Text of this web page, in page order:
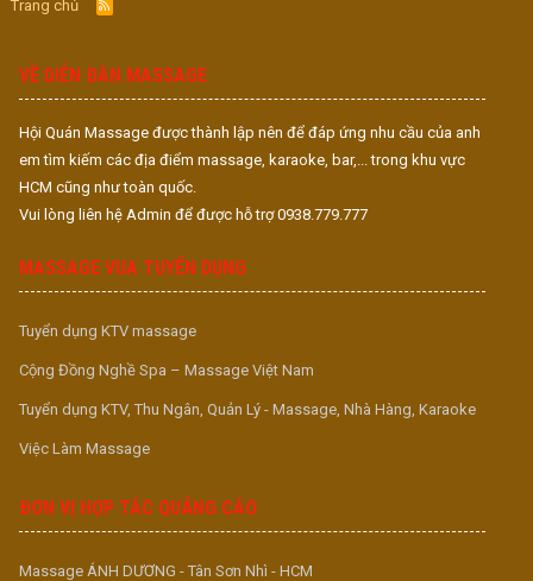
Trang chủ
R
S
VỀ DIỄN ĐÀN MASSAGE
Hội Quán Massage được thành lập nên để đáp ứng nhu cầu của anh
em tìm kiếm các địa điểm massage, karaoke, bar,... trong khu vực
HCM cũng như toàn quốc.
Vui lòng liên hệ Admin để được hỗ trợ 0938.779.777
MASSAGE VUA TUYỂN DỤNG
Tuyển dụng KTV massage
Cộng Đồng Nghề Spa – Massage Việt Nam
Tuyển dụng KTV, Thu Ngân, Quản Lý - Massage, Nhà Hàng, Karaoke
Việc Làm Massage
ĐƠN VỊ HỢP TÁC QUẢNG CÁO
Massage ÁNH DƯƠNG - Tân Sơn Nhì - HCM